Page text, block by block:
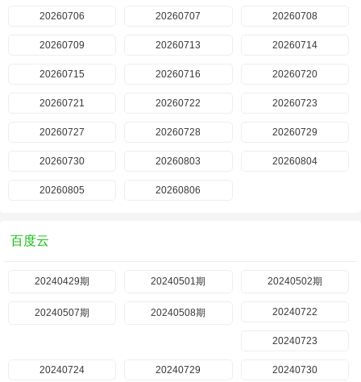
20260706 20260707 20260708
20260709 20260713 20260714
20260715 20260716 20260720
20260721 20260722 20260723
20260727 20260728 20260729
20260730 20260803 20260804
20260805 20260806
百度云
20240429期 20240501期 20240502期
20240507期 20240508期 20240722
20240723
20240724 20240729 20240730